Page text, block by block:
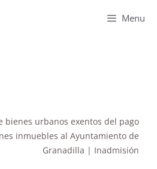
Menu
bienes urbanos exentos del pago
inmuebles al Ayuntamiento de
Granadilla | Inadmisión